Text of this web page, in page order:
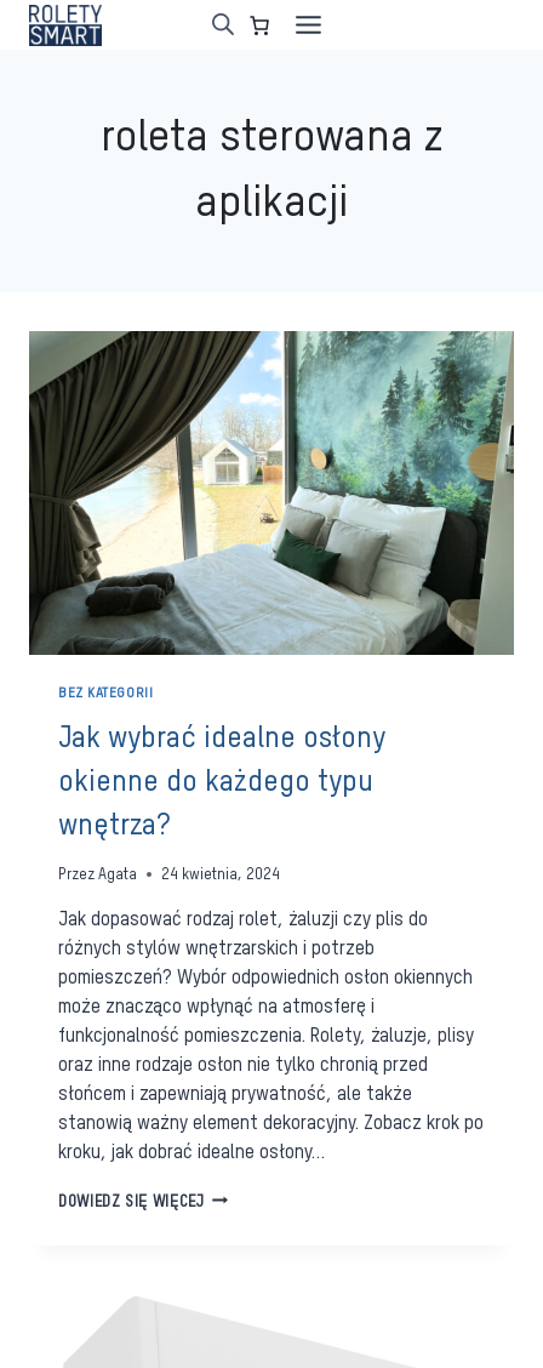
Przejdź
roleta sterowana z
aplikacji
BEZ KATEGORII
Jak wybrać idealne osłony
okienne do każdego typu
wnętrza?
Przez Agata 24 kwietnia, 2024
Jak dopasować rodzaj rolet, żaluzji czy plis do
różnych stylów wnętrzarskich i potrzeb
pomieszczeń? Wybór odpowiednich osłon okiennych
może znacząco wpłynąć na atmosferę i
funkcjonalność pomieszczenia. Rolety, żaluzje, plisy
oraz inne rodzaje osłon nie tylko chronią przed
słońcem i zapewniają prywatność, ale także
stanowią ważny element dekoracyjny. Zobacz krok po
kroku, jak dobrać idealne osłony…
DOWIEDZ SIĘ WIĘCEJJAK